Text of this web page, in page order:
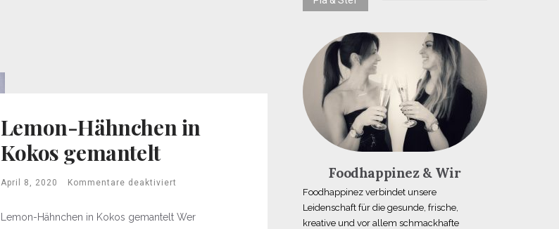
Lemon-Hähnchen in
Kokos gemantelt
April 8, 2020 Kommentare deaktiviert
Lemon-Hähnchen in Kokos gemantelt Wer
Foodhappinez & Wir
Foodhappinez verbindet unsere
Leidenschaft für die gesunde, frische,
kreative und vor allem schmackhafte